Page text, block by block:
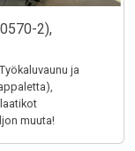
2),
ja
muuta!